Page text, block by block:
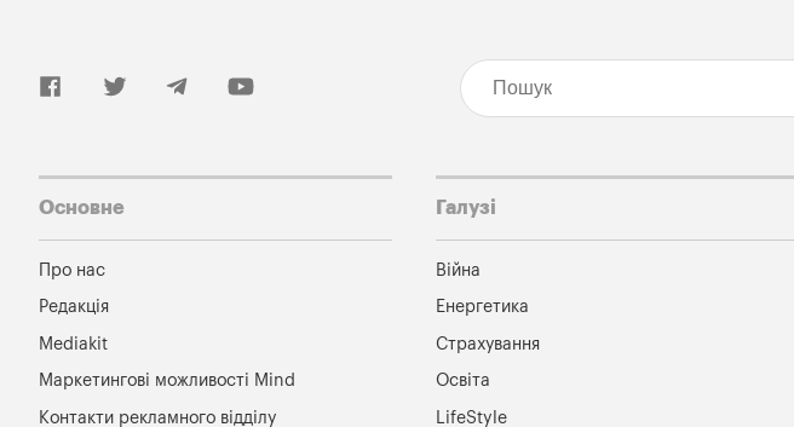
Основне
Про нас
Редакція
Mediakit
Маркетингові можливості Mind
Контакти рекламного відділу
Галузі
Війна
Енергетика
Страхування
Освіта
LifeStyle